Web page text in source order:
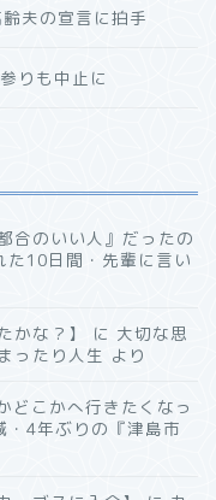
夫の宣言に拍手
りも中止に
合のいい人』だったの
た10日間・先輩に言い
かな？】 に 大切な思
ったり人生 より
どこかへ行きたくなっ
・4年ぶりの『津島市